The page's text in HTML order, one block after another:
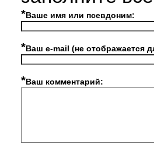
*Ваше имя или псевдоним:
*Ваш e-mail (не отображается
*Ваш комментарий: